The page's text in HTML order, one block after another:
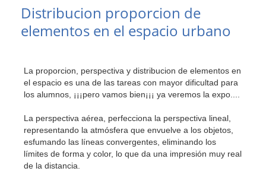
aquí
top
Distribucion proporcion de
elementos en el espacio urbano
La proporcion, perspectiva y distribucion de elementos en
el espacio es una de las tareas con mayor dificultad para
los alumnos, ¡¡¡pero vamos bien¡¡¡ ya veremos la expo....
La perspectiva aérea, perfecciona la perspectiva lineal,
representando la atmósfera que envuelve a los objetos,
esfumando las líneas convergentes, eliminando los
límites de forma y color, lo que da una impresión muy real
de la distancia.